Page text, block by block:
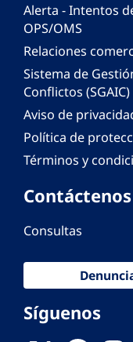
Alerta - Intentos
OPS/OMS
Relaciones
Sistema de
Conflictos (SGAIC)
Aviso de
Política de
Términos y
Contáctenos
Consultas
Síguenos